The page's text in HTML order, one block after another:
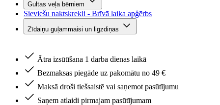
Gultas veļa bērniem
Sieviešu naktskrekli - Brīvā laika apģērbs
Zīdaiņu guļammaisi un ligzdiņas
Ātra izsūtīšana 1 darba dienas laikā
Bezmaksas piegāde uz pakomātu no 49 €
Maksā droši tiešsaistē vai saņemot pasūtījumu
Saņem atlaidi pirmajam pasūtījumam